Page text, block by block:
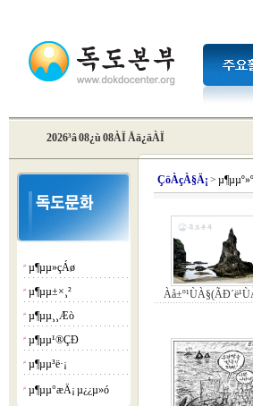
2026³â 08¿ù 08ÀÏ Åä¿äÀÏ
¡á µ¶µµ»çÁø
¡á µ¶µµ±×¸²
¡á µ¶µµ¸¸Æò
¡á µ¶µµ¹®ÇÐ
¡á µ¶µµ³ë·¡
¡á µ¶µµ°æÄ¡ µ¿¿µ»ó
ÇöÀçÀ§Ä¡ >